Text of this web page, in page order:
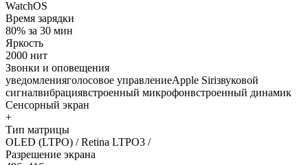
WatchOS
Время зарядки
80% за 30 мин
Яркость
2000 нит
Звонки и оповещения
уведомленияголосовое управлениеApple Siriзвуковой
сигналвибрациявстроенный микрофонвстроенный динамик
Сенсорный экран
+
Тип матрицы
OLED (LTPO) / Retina LTPO3 /
Разрешение экрана